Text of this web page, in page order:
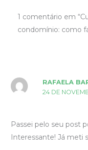
1 comentário em
condomínio: como
RAFAELA
24 DE
Passei pelo seu post
Interessante! Já meti